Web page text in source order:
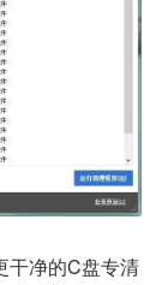
干净的C盘专清